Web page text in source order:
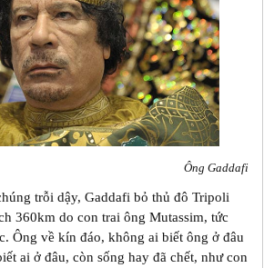
Ông Gaddafi
trỗi dậy, Gaddafi bỏ thủ đô Tripoli
360km do con trai ông Mutassim, tức
Ông về kín đáo, không ai biết ông ở đâu
ai ở đâu, còn sống hay đã chết, như con